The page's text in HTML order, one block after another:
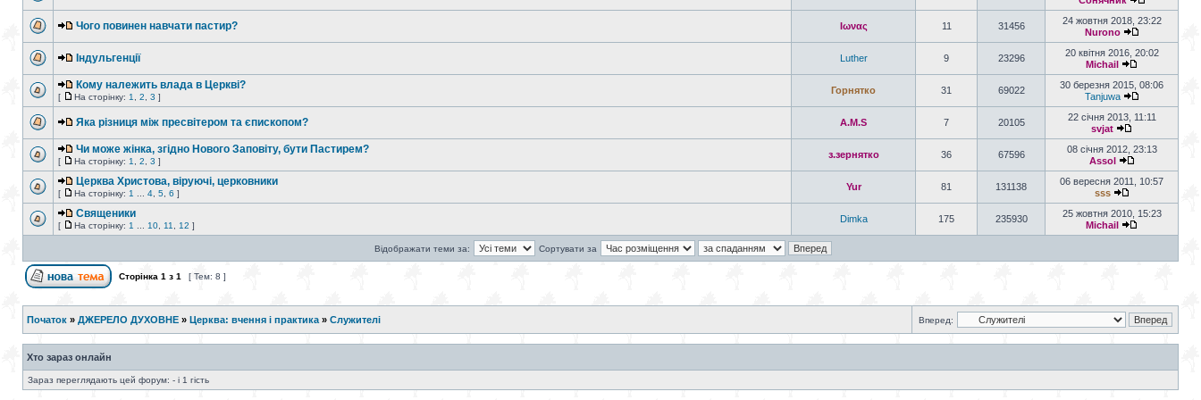
Чого повинен навчати пастир? Ιωνας 11 31456
24 жовтня 2018, 23:22
Nurono
Індульгенції Luther 9 23296
20 квітня 2016, 20:02
Michail
Кому належить влада в Церкві?
[ На сторінку: 1 2 3 ]
Горнятко 31 69022
30 березня 2015, 08:06
Tanjuwa
Яка різниця між пресвітером та єпископом? A.M.S 7 20105
22 січня 2013, 11:11
svjat
Чи може жiнка, згiдно Нового Заповiту, бути Пастирем?
[ На сторінку: 1 2 3 ]
з.зернятко 36 67596
08 січня 2012, 23:13
Assol
Церква Христова, віруючі, церковники
[ На сторінку: 1 4 5 6 ]
Yur 81 131138
06 вересня 2011, 10:57
sss
Священики
[ На сторінку: 1 10 11 12 ]
Dimka 175 235930
25 жовтня 2010, 15:23
Michail
Відображати теми за: Сортувати за
Сторінка 1 з 1 [ Тем: 8 ]
Початок » ДЖЕРЕЛО ДУХОВНЕ » Церква: вчення і практика » Служителі Вперед:
Хто зараз онлайн
Зараз переглядають цей форум: - і 1 гість